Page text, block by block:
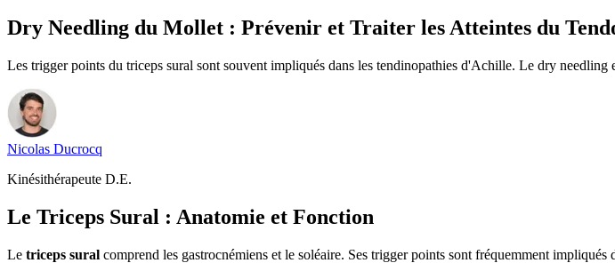
Dry Needling du Mollet : Prévenir et Traiter les Atteintes du
Les trigger points du triceps sural sont souvent impliqués dans les tendinopathies d'Achille. Le dry needling
Nicolas Ducrocq
Kinésithérapeute D.E.
Le Triceps Sural : Anatomie et Fonction
Le triceps sural comprend les gastrocnémiens et le soléaire. Ses trigger points sont fréquemment